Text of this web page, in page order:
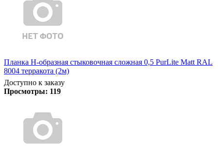
Планка Н-образная стыковочная сложная 0,5 PurLite Matt RAL
8004 терракота (2м)
Доступно к заказу
Просмотры: 119